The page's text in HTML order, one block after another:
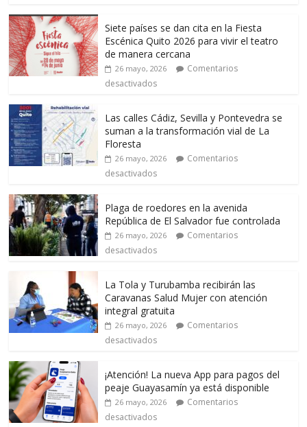
Siete países se dan cita en la Fiesta
Escénica Quito 2026 para vivir el teatro
de manera cercana
26 mayo, 2026
Comentarios
desactivados
Las calles Cádiz, Sevilla y Pontevedra se
suman a la transformación vial de La
Floresta
26 mayo, 2026
Comentarios
desactivados
Plaga de roedores en la avenida
República de El Salvador fue controlada
26 mayo, 2026
Comentarios
desactivados
La Tola y Turubamba recibirán las
Caravanas Salud Mujer con atención
integral gratuita
26 mayo, 2026
Comentarios
desactivados
¡Atención! La nueva App para pagos del
peaje Guayasamín ya está disponible
26 mayo, 2026
Comentarios
desactivados